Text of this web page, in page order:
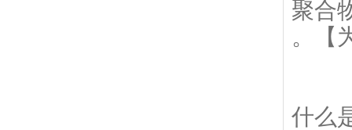
聚合
。【
什么